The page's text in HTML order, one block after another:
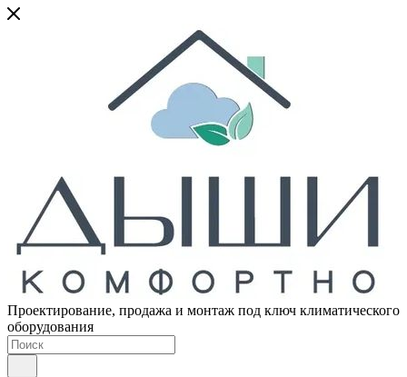
Проектирование, продажа и монтаж под ключ климатического
оборудования